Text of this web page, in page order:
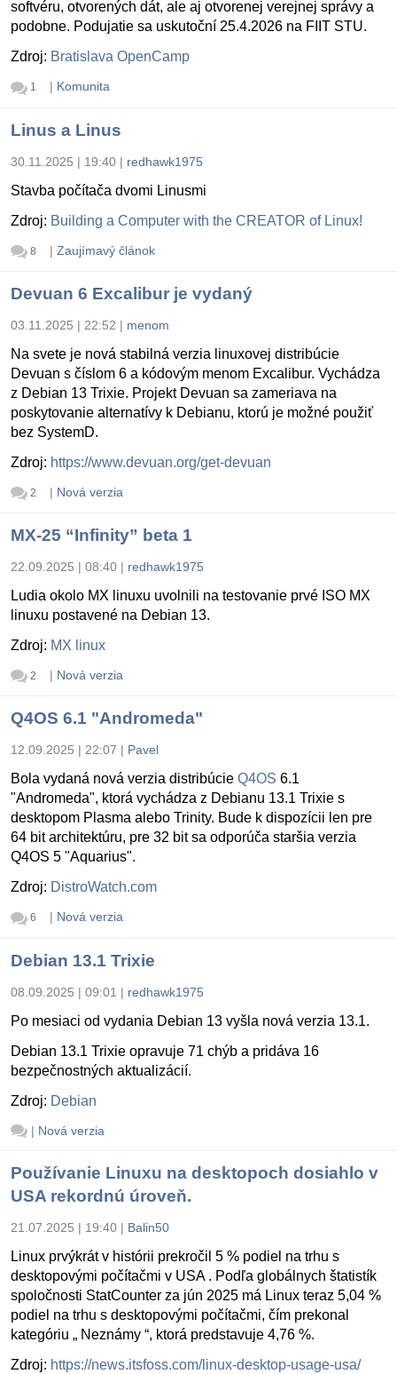
softvéru, otvorených dát, ale aj otvorenej verejnej správy a
podobne. Podujatie sa uskutoční 25.4.2026 na FIIT STU.
Zdroj: Bratislava OpenCamp
1 | Komunita
Linus a Linus
30.11.2025 | 19:40 | redhawk1975
Stavba počítača dvomi Linusmi
Zdroj: Building a Computer with the CREATOR of Linux!
8 | Zaujímavý článok
Devuan 6 Excalibur je vydaný
03.11.2025 | 22:52 | menom
Na svete je nová stabilná verzia linuxovej distribúcie
Devuan s číslom 6 a kódovým menom Excalibur. Vychádza
z Debian 13 Trixie. Projekt Devuan sa zameriava na
poskytovanie alternatívy k Debianu, ktorú je možné použiť
bez SystemD.
Zdroj: https://www.devuan.org/get-devuan
2 | Nová verzia
MX-25 “Infinity” beta 1
22.09.2025 | 08:40 | redhawk1975
Ludia okolo MX linuxu uvolnili na testovanie prvé ISO MX
linuxu postavené na Debian 13.
Zdroj: MX linux
2 | Nová verzia
Q4OS 6.1 "Andromeda"
12.09.2025 | 22:07 | Pavel
Bola vydaná nová verzia distribúcie Q4OS 6.1
"Andromeda", ktorá vychádza z Debianu 13.1 Trixie s
desktopom Plasma alebo Trinity. Bude k dispozícii len pre
64 bit architektúru, pre 32 bit sa odporúča staršia verzia
Q4OS 5 "Aquarius".
Zdroj: DistroWatch.com
6 | Nová verzia
Debian 13.1 Trixie
08.09.2025 | 09:01 | redhawk1975
Po mesiaci od vydania Debian 13 vyšla nová verzia 13.1.
Debian 13.1 Trixie opravuje 71 chýb a pridáva 16
bezpečnostných aktualizácií.
Zdroj: Debian
| Nová verzia
Používanie Linuxu na desktopoch dosiahlo v
USA rekordnú úroveň.
21.07.2025 | 19:40 | Balin50
Linux prvýkrát v histórii prekročil 5 % podiel na trhu s
desktopovými počítačmi v USA . Podľa globálnych štatistík
spoločnosti StatCounter za jún 2025 má Linux teraz 5,04 %
podiel na trhu s desktopovými počítačmi, čím prekonal
kategóriu „ Neznámy “, ktorá predstavuje 4,76 %.
Zdroj: https://news.itsfoss.com/linux-desktop-usage-usa/